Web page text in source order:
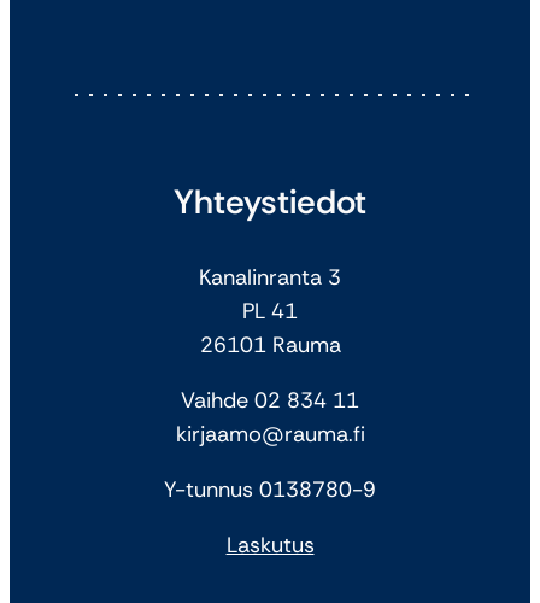
Yhteystiedot
Kanalinranta 3
PL 41
26101 Rauma
Vaihde 02 834 11
kirjaamo@rauma.fi
Y-tunnus 0138780-9
Laskutus